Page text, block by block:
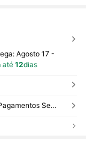
Agosto 17 -
até12dias
Reenviar se o item estiver perdido/danificado · Pagamentos Seguros · Proteção de privacidade